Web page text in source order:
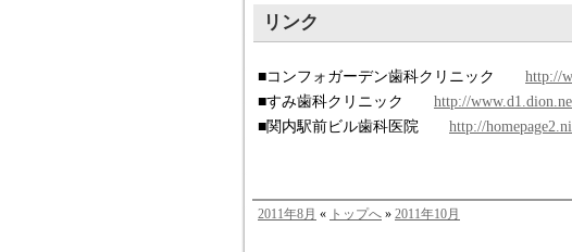
リンク
■コンフォガーデン歯科クリニック http://
■すみ歯科クリニック http://
■関内駅前ビル歯科医院 http://
2011年8月 « トップへ » 2011年10月